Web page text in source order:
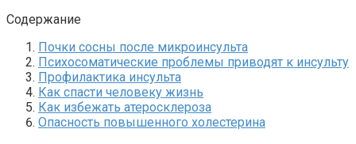
Содержание
Почки сосны после микроинсульта
Психосоматические проблемы приводят к инсульту
Профилактика инсульта
Как спасти человеку жизнь
Как избежать атеросклероза
Опасность повышенного холестерина